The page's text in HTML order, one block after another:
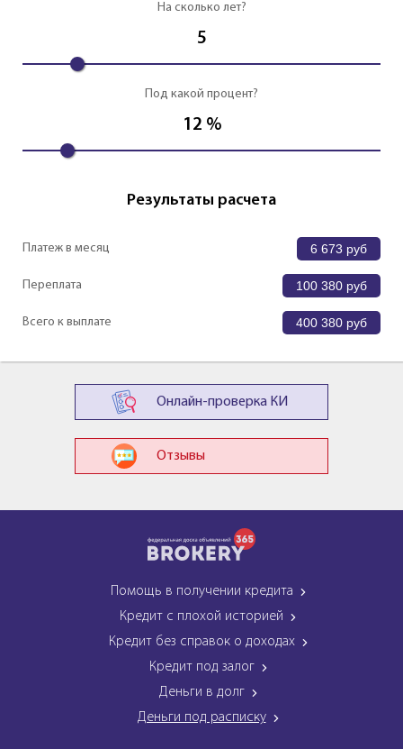
На сколько лет?
5
Под какой процент?
12 %
Результаты расчета
Платеж в месяц 6 673 руб
Переплата 100 380 руб
Всего к выплате 400 380 руб
Онлайн-проверка КИ
Отзывы
Помощь в получении кредита
Кредит с плохой историей
Кредит без справок о доходах
Кредит под залог
Деньги в долг
Деньги под расписку